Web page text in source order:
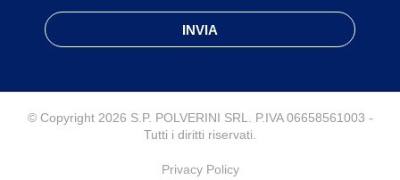
INVIA
© Copyright 2026 S.P. POLVERINI SRL. P.IVA 06658561003 -
Tutti i diritti riservati.
Privacy Policy